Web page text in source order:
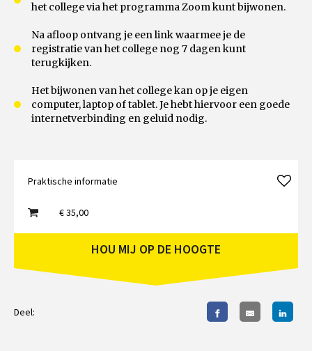
het college via het programma Zoom kunt bijwonen.
Na afloop ontvang je een link waarmee je de
registratie van het college nog 7 dagen kunt
terugkijken.
Het bijwonen van het college kan op je eigen
computer, laptop of tablet. Je hebt hiervoor een goede
internetverbinding en geluid nodig.
Praktische informatie
€ 35,00
HOU MIJ OP DE HOOGTE
Deel: